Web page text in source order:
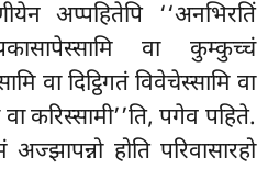
अप्पहितेपि ‘‘अनभिरतिं
वा कुम्कुच्चं
वा दिट्ठिगतं विवेचेस्सामि वा
करिस्सामी’’ति, पगेव पहिते.
होति परिवासारहो